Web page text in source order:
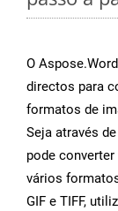
O
directos para
formatos de
Seja através
pode
vários
GIF e TIFF,